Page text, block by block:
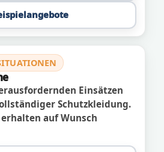
Einsätzen
Schutzkleidung.
auf Wunsch